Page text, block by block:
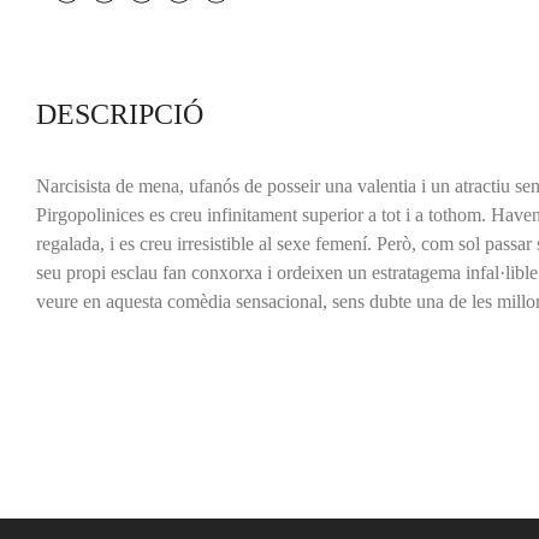
DESCRIPCIÓ
Narcisista de mena, ufanós de posseir una valentia i un atractiu
Pirgopolinices es creu infinitament superior a tot i a tothom.
regalada, i es creu irresistible al sexe femení. Però, com sol
seu propi esclau fan conxorxa i ordeixen un estratagema
veure en aquesta comèdia sensacional, sens dubte una de les